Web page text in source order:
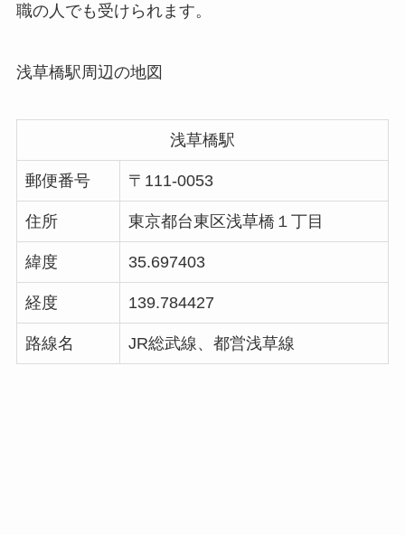
職の人でも受けられます。
浅草橋駅周辺の地図
浅草橋駅
郵便番号 〒111-0053
住所 東京都台東区浅草橋１丁目
緯度 35.697403
経度 139.784427
路線名 JR総武線、都営浅草線